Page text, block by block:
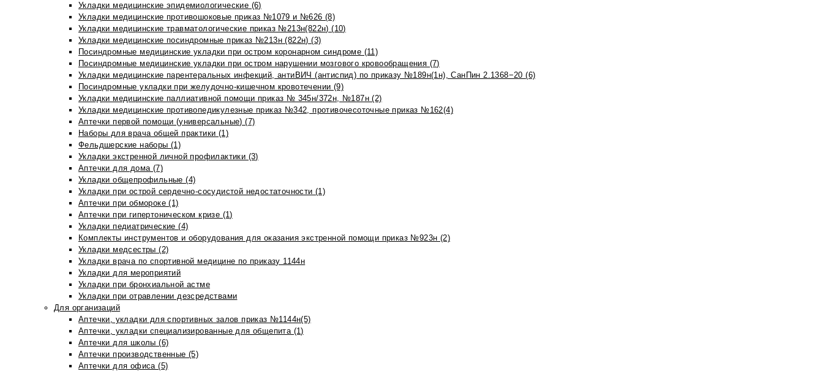
Укладки медицинские эпидемиологические (6)
Укладки медицинские противошоковые приказ №1079 и №626 (8)
Укладки медицинские травматологические приказ №213н(822н) (10)
Укладки медицинские посиндромные приказ №213н (822н) (3)
Посиндромные медицинские укладки при остром коронарном синдроме (11)
Посиндромные медицинские укладки при остром нарушении мозгового кровообращения (7)
Укладки медицинские парентеральных инфекций, антиВИЧ (антиспид) по приказу №189н(1н), СанПин 2.1368−20 (6)
Посиндромные укладки при желудочно-кишечном кровотечении (9)
Укладки медицинские паллиативной помощи приказ № 345н/372н, №187н (2)
Укладки медицинские противопедикулезные приказ №342, противочесоточные приказ №162(4)
Аптечки первой помощи (универсальные) (7)
Наборы для врача общей практики (1)
Фельдшерские наборы (1)
Укладки экстренной личной профилактики (3)
Аптечки для дома (7)
Укладки общепрофильные (4)
Укладки при острой сердечно-сосудистой недостаточности (1)
Аптечки при обмороке (1)
Аптечки при гипертоническом кризе (1)
Укладки педиатрические (4)
Комплекты инструментов и оборудования для оказания экстренной помощи приказ №923н (2)
Укладки медсестры (2)
Укладки врача по спортивной медицине по приказу 1144н
Укладки для мероприятий
Укладки при бронхиальной астме
Укладки при отравлении дезсредствами
Для организаций
Аптечки, укладки для спортивных залов приказ №1144н(5)
Аптечки, укладки специализированные для общепита (1)
Аптечки для школы (6)
Аптечки производственные (5)
Аптечки для офиса (5)